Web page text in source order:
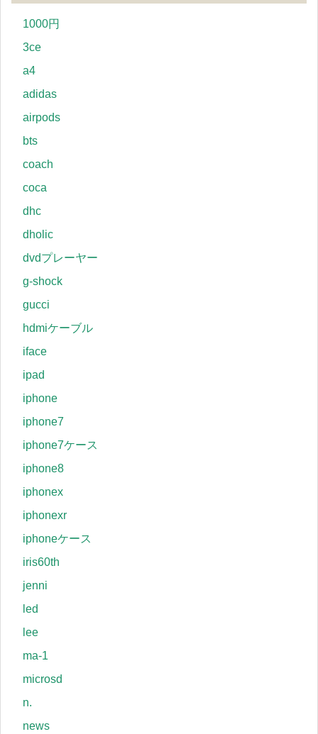
1000円
3ce
a4
adidas
airpods
bts
coach
coca
dhc
dholic
dvdプレーヤー
g-shock
gucci
hdmiケーブル
iface
ipad
iphone
iphone7
iphone7ケース
iphone8
iphonex
iphonexr
iphoneケース
iris60th
jenni
led
lee
ma-1
microsd
n.
news